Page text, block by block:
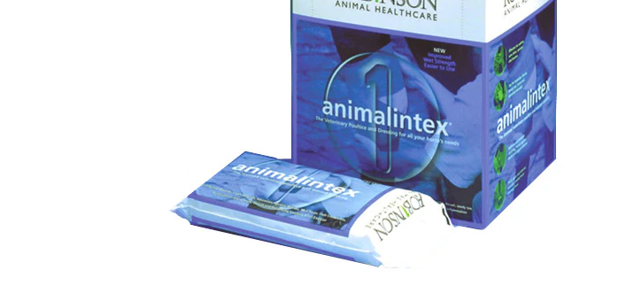
Snacks
Bekijk alles
Bekijk alles